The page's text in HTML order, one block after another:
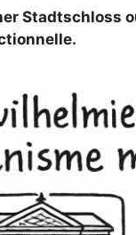
Stadtschloss